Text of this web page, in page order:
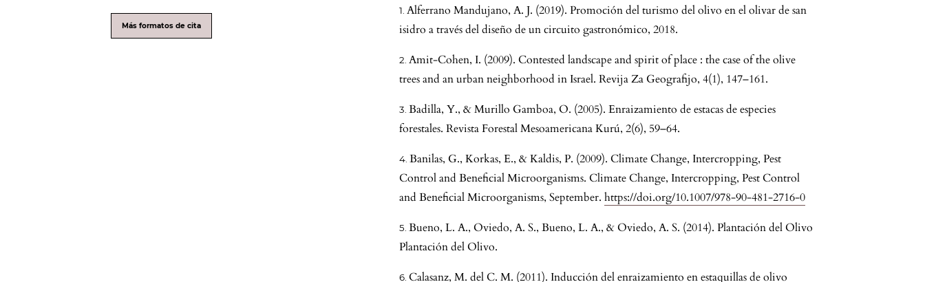
Más formatos de cita
Alferrano Mandujano, A. J. (2019). Promoción del turismo del olivo en el olivar de san
isidro a través del diseño de un circuito gastronómico, 2018.
Amit-Cohen, I. (2009). Contested landscape and spirit of place : the case of the olive
trees and an urban neighborhood in Israel. Revija Za Geografijo, 4(1), 147–161.
Badilla, Y., & Murillo Gamboa, O. (2005). Enraizamiento de estacas de especies
forestales. Revista Forestal Mesoamericana Kurú, 2(6), 59–64.
Banilas, G., Korkas, E., & Kaldis, P. (2009). Climate Change, Intercropping, Pest
Control and Beneficial Microorganisms. Climate Change, Intercropping, Pest Control
and Beneficial Microorganisms, September.https://doi.org/10.1007/978-90-481-2716-0
Bueno, L. A., Oviedo, A. S., Bueno, L. A., & Oviedo, A. S. (2014). Plantación del Olivo
Plantación del Olivo.
Calasanz, M. del C. M. (2011). Inducción del enraizamiento en estaquillas de olivo